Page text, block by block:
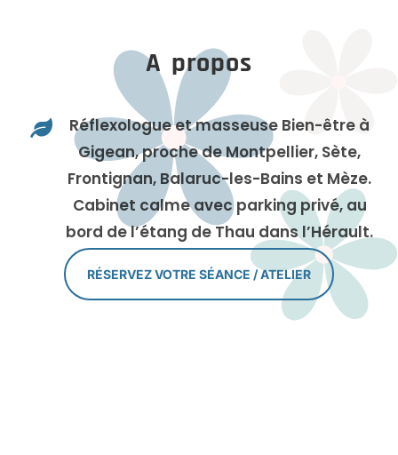
A propos

Réflexologue et masseuse Bien-être à
Gigean, proche de Montpellier, Sète,
Frontignan, Balaruc-les-Bains et Mèze.
Cabinet calme avec parking privé, au
bord de l’étang de Thau dans l’Hérault.
RÉSERVEZ VOTRE SÉANCE / ATELIER